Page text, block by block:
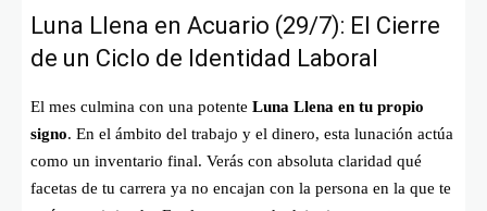
Luna Llena en Acuario (29/7): El Cierre
de un Ciclo de Identidad Laboral
El mes culmina con una potente Luna Llena en tu propio
signo. En el ámbito del trabajo y el dinero, esta lunación actúa
como un inventario final. Verás con absoluta claridad qué
facetas de tu carrera ya no encajan con la persona en la que te